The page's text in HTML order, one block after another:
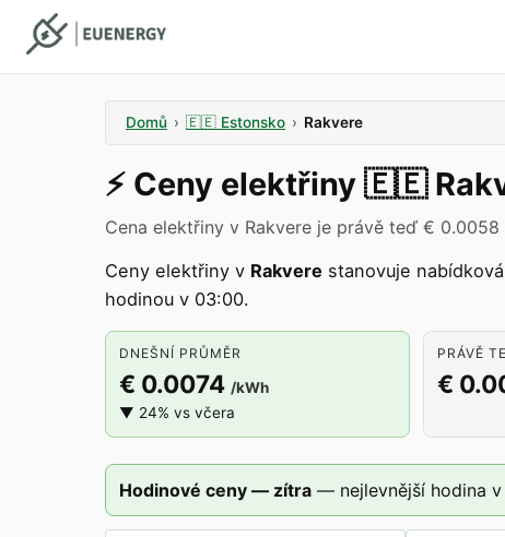
Domů › 🇪🇪 Estonsko › Rakvere
⚡️ Ceny elektřiny 🇪🇪
Cena elektřiny v Rakvere je právě teď € 0.0058
Ceny elektřiny v Rakvere stanovuje
hodinou v 03:00.
DNEŠNÍ PRŮMĚR
€ 0.0074 /kWh
▼ 24% vs včera
PRÁVĚ
€
Hodinové ceny — zítra — nejlevnější hodina v